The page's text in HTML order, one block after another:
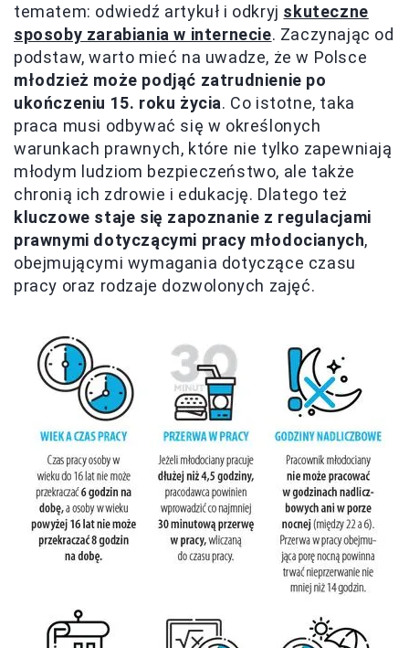
tematem: odwiedź artykuł i odkryj skuteczne
sposoby zarabiania w internecie. Zaczynając od
podstaw, warto mieć na uwadze, że w Polsce
młodzież może podjąć zatrudnienie po
ukończeniu 15. roku życia. Co istotne, taka
praca musi odbywać się w określonych
warunkach prawnych, które nie tylko zapewniają
młodym ludziom bezpieczeństwo, ale także
chronią ich zdrowie i edukację. Dlatego też
kluczowe staje się zapoznanie z regulacjami
prawnymi dotyczącymi pracy młodocianych,
obejmującymi wymagania dotyczące czasu
pracy oraz rodzaje dozwolonych zajęć.